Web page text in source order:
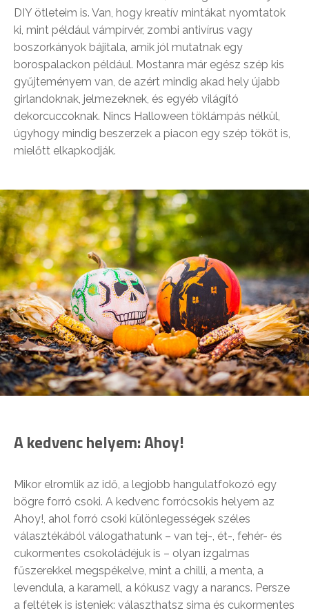
DIY ötleteim is. Van, hogy kreatív mintákat nyomtatok
ki, mint például vámpírvér, zombi antivírus vagy
boszorkányok bájitala, amik jól mutatnak egy
borospalackon például. Mostanra már egész szép kis
gyűjteményem van, de azért mindig akad hely újabb
girlandoknak, jelmezeknek, és egyéb világító
dekorcuccoknak. Nincs Halloween töklámpás nélkül,
úgyhogy mindig beszerzek a piacon egy szép tököt is,
mielőtt elkapkodják.
A kedvenc helyem: Ahoy!
Mikor elromlik az idő, a legjobb hangulatfokozó egy
bögre forró csoki. A kedvenc forrócsokis helyem az
Ahoy!, ahol forró csoki különlegességek széles
választékából válogathatunk – van tej-, ét-, fehér- és
cukormentes csokoládéjuk is – olyan izgalmas
fűszerekkel megspékelve, mint a chilli, a menta, a
levendula, a karamell, a kókusz vagy a narancs. Persze
a feltétek is isteniek: választhatsz sima és cukormentes